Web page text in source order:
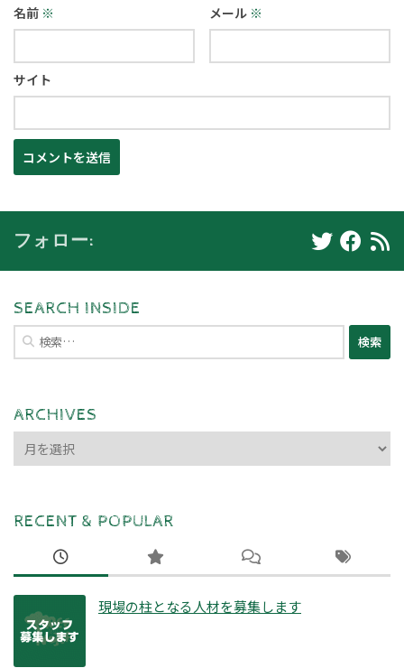
名前 ※ メール ※
サイト
フォロー:
SEARCH INSIDE
検
索:
ARCHIVES
ARCHIVES
RECENT & POPULAR
現場の柱となる人材を募集します